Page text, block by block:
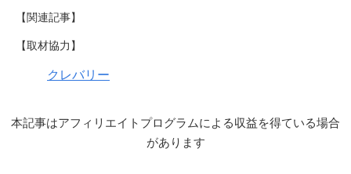
【関連記事】
【取材協力】
クレバリー
本記事はアフィリエイトプログラムによる収益を得ている場合
があります